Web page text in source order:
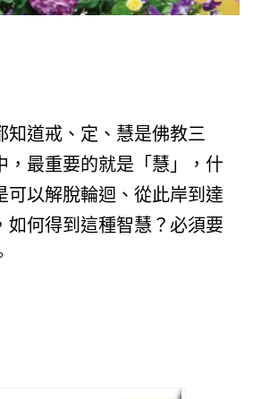
知道戒、定、慧是佛教三
，最重要的就是「慧」，什
可以解脫輪迴、從此岸到達
如何得到這種智慧？必須要